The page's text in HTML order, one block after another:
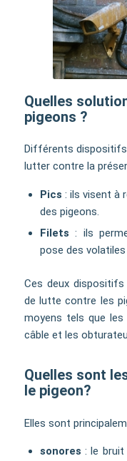
Quelles
pigeons ?
Différents dispositifs
lutter contre la
Pics : ils visent à
des pigeons.
Filets : ils
pose des volatiles
Ces deux
de lutte contre les
moyens tels que
câble et les
Quelles sont
le pigeon?
Elles sont
sonores : le bruit